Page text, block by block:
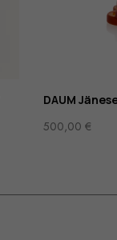
DAUM
500,00 €